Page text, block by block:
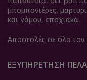
μπομπονιέρες,
και γάμου, εποχιακά.
Αποστολές σε όλο τον
ΕΞΥΠΗΡΈΤΗΣΗ